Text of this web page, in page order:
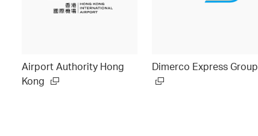
Airport Authority Hong
Kong
Dimerco Express Group